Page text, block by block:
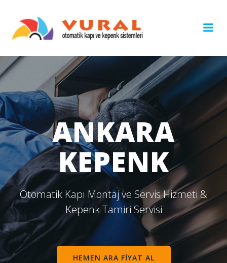
geç
ANKARA
KEPENK
Otomatik Kapı Montaj ve Servis Hizmeti &
Kepenk Tamiri Servisi
HEMEN ARA FİYAT AL